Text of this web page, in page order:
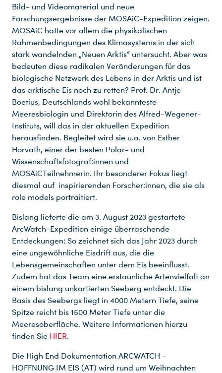
Bild- und Videomaterial und neue
Forschungsergebnisse der MOSAiC-Expedition zeigen.
MOSAiC hatte vor allem die physikalischen
Rahmenbedingungen des Klimasystems in der sich
stark wandelnden „Neuen Arktis“ untersucht. Aber was
bedeuten diese radikalen Veränderungen für das
biologische Netzwerk des Lebens in der Arktis und ist
das arktische Eis noch zu retten? Prof. Dr. Antje
Boetius, Deutschlands wohl bekannteste
Meeresbiologin und Direktorin des Alfred-Wegener-
Instituts, will das in der aktuellen Expedition
herausfinden. Begleitet wird sie u.a. von Esther
Horvath, einer der besten Polar- und
Wissenschaftsfotograf:innen und
MOSAiCTeilnehmerin. Ihr besonderer Fokus liegt
diesmal auf inspirierenden Forscher:innen, die sie als
role models portraitiert.
Bislang lieferte die am 3. August 2023 gestartete
ArcWatch-Expedition einige überraschende
Entdeckungen: So zeichnet sich das Jahr 2023 durch
eine ungewöhnliche Eisdrift aus, die die
Lebensgemeinschaften unter dem Eis beeinflusst.
Zudem hat das Team eine erstaunliche Artenvielfalt an
einem bislang unkartierten Seeberg entdeckt. Die
Basis des Seebergs liegt in 4000 Metern Tiefe, seine
Spitze reicht bis 1500 Meter Tiefe unter die
Meeresoberfläche. Weitere Informationen hierzu
finden Sie HIER.
Die High End Dokumentation ARCWATCH –
HOFFNUNG IM EIS (AT) wird rund um Weihnachten